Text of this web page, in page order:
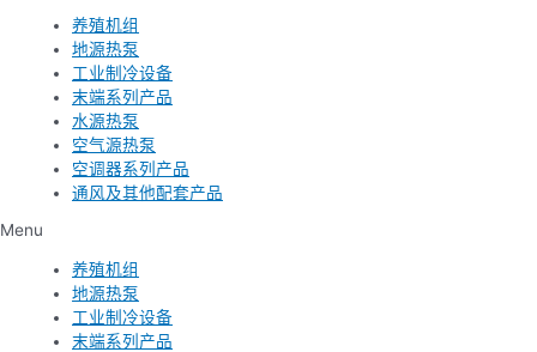
养殖机组
地源热泵
工业制冷设备
末端系列产品
水源热泵
空气源热泵
空调器系列产品
通风及其他配套产品
Menu
养殖机组
地源热泵
工业制冷设备
末端系列产品